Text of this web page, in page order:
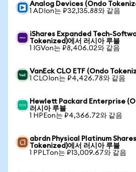
Analog Devices (Ondo
1 ADIon는 ₽32,135.88와 같음
iShares Expanded Tech-
Tokenized)에서 러시아 루블
1 IGVon는 ₽8,406.02와 같음
VanEck CLO ETF (Ondo
1 CLOIon는 ₽4,426.78와 같음
Hewlett Packard Enterprise
러시아 루블
1 HPEon는 ₽4,366.72와 같음
abrdn Physical Platinum
Tokenized)에서 러시아 루블
1 PPLTon는 ₽13,009.67와 같음